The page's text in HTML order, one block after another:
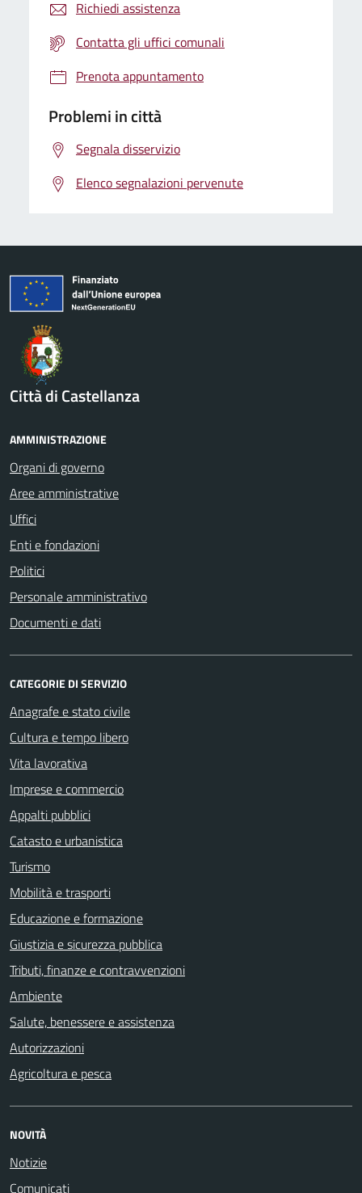
Richiedi assistenza
Contatta gli uffici comunali
Prenota appuntamento
Problemi in città
Segnala disservizio
Elenco segnalazioni pervenute
Città di Castellanza
AMMINISTRAZIONE
Organi di governo
Aree amministrative
Uffici
Enti e fondazioni
Politici
Personale amministrativo
Documenti e dati
CATEGORIE DI SERVIZIO
Anagrafe e stato civile
Cultura e tempo libero
Vita lavorativa
Imprese e commercio
Appalti pubblici
Catasto e urbanistica
Turismo
Mobilità e trasporti
Educazione e formazione
Giustizia e sicurezza pubblica
Tributi, finanze e contravvenzioni
Ambiente
Salute, benessere e assistenza
Autorizzazioni
Agricoltura e pesca
NOVITÀ
Notizie
Comunicati